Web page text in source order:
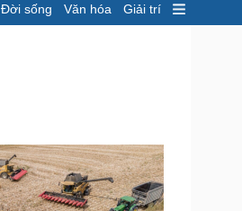
Đời sống Văn hóa Giải trí
Giá cà phê
Công nghệ